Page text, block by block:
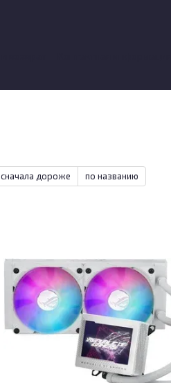
сначала дороже по названию